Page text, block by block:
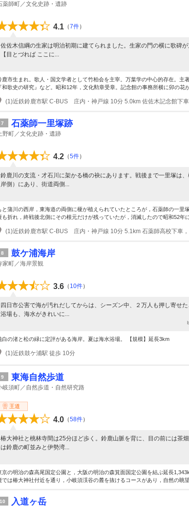
薬師町／文化史跡・遺跡
4.1 （7件）
佐佐木信綱の生家は明治初期に建てられました。生家の門の横に歌碑が
【目とづれば ここに...
鹿市生まれ。歌人・国文学者として竹柏会を主宰。万葉学の中心的存在。主
『和歌史の研究』など。昭和12年，文化勲章受章。記念館の事務所横に卯の花
(1)近鉄鈴鹿市駅 C-BUS 庄内・神戸線 10分 5.0km 佐佐木記念館下
7 石薬師一里塚跡
野町／文化史跡・遺跡
4.2 （5件）
鈴鹿川の支流・才石川に架かる橋の袂にあります。戦後まで一里塚は
岸側）にあり、街道両側...
と蒲川の西岸，東海道の両側に榎が植えられていたところが，石薬師の一里
も折れ，終戦後北側にその根元だけが残っていたが，消滅したので昭和52年
(1)近鉄鈴鹿市駅 C-BUS 庄内・神戸線 10分 5.1km 石薬師高校下車
8 鼓ケ浦海岸
家町／海岸景観
3.6 （ 10件）
四日市公害で海が汚れだしてからは、シーズン中、２万人も押し寄せ
浴場も、海水がきれいに...
白の渚と松の緑に定評がある海岸。夏は海水浴場。 【規模】延長3km
(1)近鉄鼓ケ浦駅 徒歩 10分
9 東海自然歩道
岐須町／自然歩道・自然研究路
王道
4.0 （58件）
椿大神社と桃林寺間は25分ほど歩く。鈴鹿山脈を背に、目の前には茶
は鈴鹿の町並みと伊勢湾...
京の明治の森高尾国定公園と，大阪の明治の森箕面国定公園を結ぶ延長
では椿大神社付近を通り，小岐須渓谷の麓を抜けるコースがあり，自然の眺望
10 入道ヶ岳